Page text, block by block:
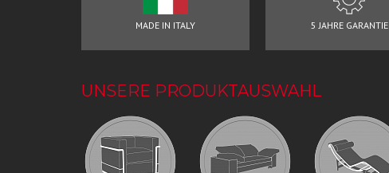
MADE IN ITALY 5 JAHRE GARANTIE
UNSERE PRODUKTAUSWAHL